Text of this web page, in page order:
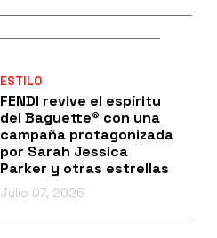
ESTILO
FENDI revive el espíritu
del Baguette® con una
campaña protagonizada
por Sarah Jessica
Parker y otras estrellas
Julio 07, 2026